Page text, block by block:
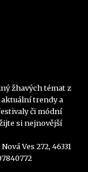
žhavých témat z
aktuální trendy a
či módní
si nejnovější
Ves 272, 46331